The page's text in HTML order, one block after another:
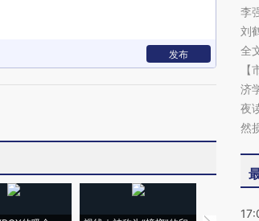
发布
李
刘
全
济
夜
然